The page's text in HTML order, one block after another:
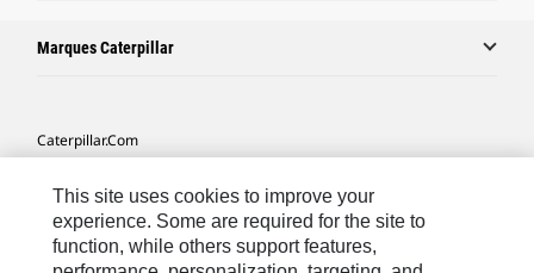
Marques Caterpillar
Caterpillar.com
Mes Préférences Marketing
Plan Du Site
This site uses cookies to improve your
experience. Some are required for the site to
function, while others support features,